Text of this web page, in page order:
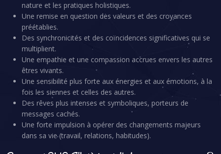
nature et les pratiques holistiques.
Une remise en question des valeurs et des croyances
préétablies.
Des synchronicités et des coïncidences significatives qui se
multiplient.
Une empathie et une compassion accrues envers les autres
êtres vivants.
Une sensibilité plus forte aux énergies et aux émotions, à la
fois les siennes et celles des autres.
Des rêves plus intenses et symboliques, porteurs de
messages cachés.
Une forte impulsion à opérer des changements majeurs
dans sa vie (travail, relations, habitudes).